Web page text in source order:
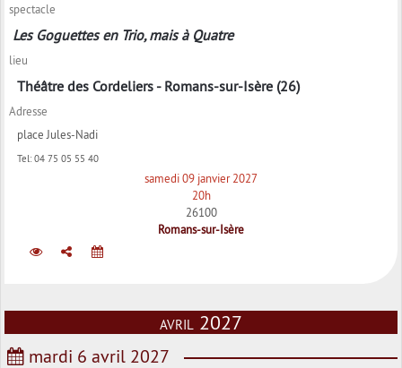
spectacle
Les Goguettes en Trio, mais à Quatre
lieu
Théâtre des Cordeliers - Romans-sur-Isère (26)
Adresse
place Jules-Nadi
Tel: 04 75 05 55 40
samedi 09 janvier 2027
20h
26100
Romans-sur-Isère
avril 2027
mardi 6 avril 2027